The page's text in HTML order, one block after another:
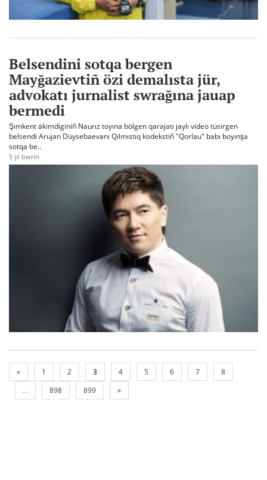
Belsendini sotqa bergen
Mayğazievtiñ özi demalısta jür,
advokatı jurnalist swrağına jauap
bermedi
Şımkent äkimdiginiñ Naurız toyına bölgen qarajatı jaylı video tüsirgen
belsendi Arujan Düysebaevanı Qılmıstıq kodekstiñ "Qorlau" babı boyınşa
sotqa be..
5 jıl bwrın
« 1 2 3 4 5 6 7
8
...
898 899 »